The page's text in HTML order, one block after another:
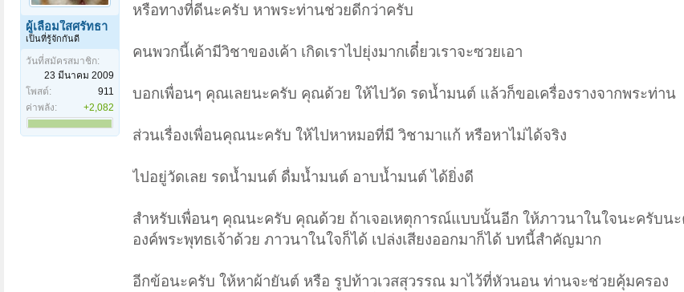
ผู้เลื่อมใสศรัทธา
เป็นที่รู้จักกันดี
วันที่สมัครสมาชิก:
23 มีนาคม 2009
โพสต์:
911
ค่าพลัง:
+2,082
หรือทางที่ดีนะครับ หาพระท่านช่วยดีกว่าครับ
คนพวกนี้เค้ามีวิชาของเค้า เกิดเราไปยุ่งมากเดี๋ยวเราจะซวยเอา
บอกเพื่อนๆ คุณเลยนะครับ คุณด้วย ให้ไปวัด รดน้ำมนต์ แล้วก็ขอเครื่องรางจากพระท่าน
ส่วนเรื่องเพื่อนคุณนะครับ ให้ไปหาหมอที่มี วิชามาแก้ หรือหาไม่ได้จริง
ไปอยู่วัดเลย รดน้ำมนต์ ดื่มน้ำมนต์ อาบน้ำมนต์ ได้ยิ่งดี
สำหรับเพื่อนๆ คุณนะครับ คุณด้วย ถ้าเจอเหตุการณ์แบบนั้นอีก ให้ภาวนาในใจนะครับน
องค์พระพุทธเจ้าด้วย ภาวนาในใจก็ได้ เปล่งเสียงออกมาก็ได้ บทนี้สำคัญมาก
อีกข้อนะครับ ให้หาผ้ายันต์ หรือ รูปท้าวเวสสุวรรณ มาไว้ที่หัวนอน ท่านจะช่วยคุ้มครอง